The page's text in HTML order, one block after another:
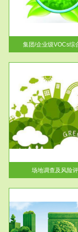
集团/企业级VOCs综
根据《石化行业挥发
合整治方案》文件要
年，全...
场地调查及风险
服务范
土壤修复
服务范